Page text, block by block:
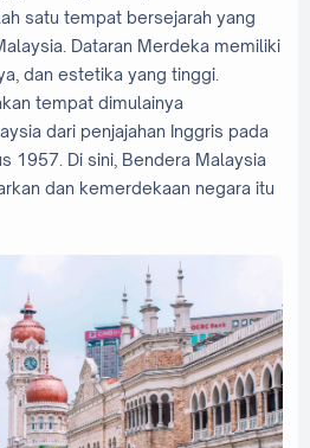
satu tempat bersejarah yang
Dataran Merdeka memiliki
dan estetika yang tinggi.
tempat dimulainya
dari penjajahan Inggris pada
1957. Di sini, Bendera Malaysia
dan kemerdekaan negara itu